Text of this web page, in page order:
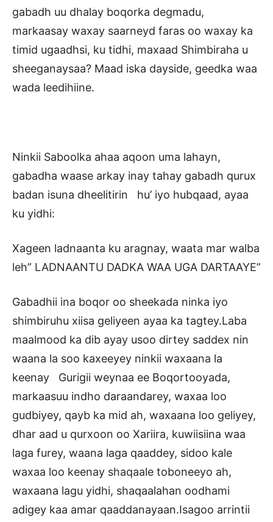
gabadh uu dhalay boqorka degmadu,
markaasay waxay saarneyd faras oo waxay ka
timid ugaadhsi, ku tidhi, maxaad Shimbiraha u
sheeganaysaa? Maad iska dayside, geedka waa
wada leedihiine.
Ninkii Saboolka ahaa aqoon uma lahayn,
gabadha waase arkay inay tahay gabadh qurux
badan isuna dheelitirin hu’ iyo hubqaad, ayaa
ku yidhi:
Xageen ladnaanta ku aragnay, waata mar walba
leh” LADNAANTU DADKA WAA UGA DARTAAYE”
Gabadhii ina boqor oo sheekada ninka iyo
shimbiruhu xiisa geliyeen ayaa ka tagtey.Laba
maalmood ka dib ayay usoo dirtey saddex nin
waana la soo kaxeeyey ninkii waxaana la
keenay Gurigii weynaa ee Boqortooyada,
markaasuu indho daraandarey, waxaa loo
gudbiyey, qayb ka mid ah, waxaana loo geliyey,
dhar aad u qurxoon oo Xariira, kuwiisiina waa
laga furey, waana laga qaaddey, sidoo kale
waxaa loo keenay shaqaale toboneeyo ah,
waxaana lagu yidhi, shaqaalahan oodhami
adigey kaa amar qaaddanayaan.Isagoo arrintii